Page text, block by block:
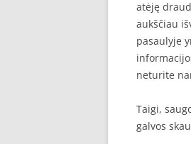
atėję
aukščiau
pasaulyje
neturite
Taigi,
galvos